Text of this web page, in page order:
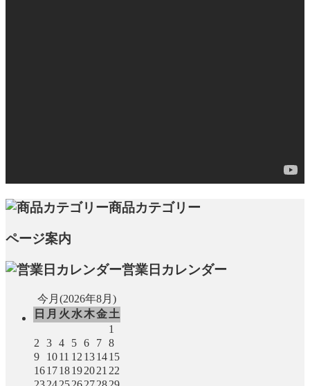
商品カテゴリー
ページ案内
営業日カレンダー
今月(2026年8月)
日 月 火 水木金土
1
2
3 4 5 6 7 8
9
1011 12 131415
161718192021 22